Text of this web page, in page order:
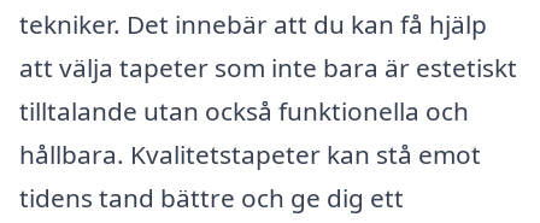
tekniker. Det innebär att du kan få hjälp
att välja tapeter som inte bara är estetiskt
tilltalande utan också funktionella och
hållbara. Kvalitetstapeter kan stå emot
tidens tand bättre och ge dig ett